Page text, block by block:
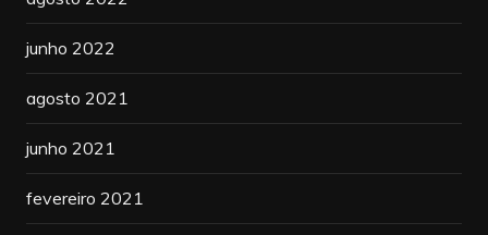
junho 2022
agosto 2021
junho 2021
fevereiro 2021